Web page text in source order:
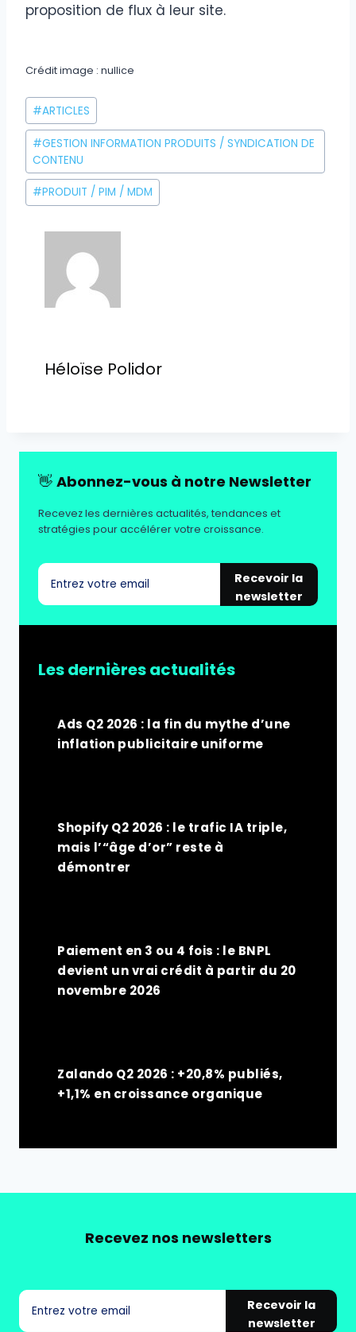
proposition de flux à leur site.
Crédit image : nullice
Étiquettes
de
la
publication :
#ARTICLES
#GESTION INFORMATION PRODUITS / SYNDICATION DE
CONTENU
#PRODUIT / PIM / MDM
Héloïse Polidor
👋 Abonnez-vous à notre Newsletter
Recevez les dernières actualités, tendances et
stratégies pour accélérer votre croissance.
Recevoir la
newsletter
Les dernières actualités
Ads Q2 2026 : la fin du mythe d’une
inflation publicitaire uniforme
Shopify Q2 2026 : le trafic IA triple,
mais l’“âge d’or” reste à
démontrer
Paiement en 3 ou 4 fois : le BNPL
devient un vrai crédit à partir du 20
novembre 2026
Zalando Q2 2026 : +20,8% publiés,
+1,1% en croissance organique
Recevez nos newsletters
Recevoir la
newsletter